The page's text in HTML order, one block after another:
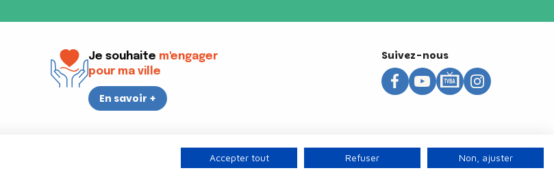
Je souhaite m'engager
pour ma ville
En savoir +
Suivez-nous
Accepter tout Refuser Non, ajuster